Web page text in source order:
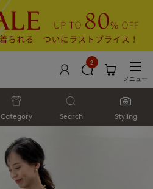
2
メニュー
Category Search Styling